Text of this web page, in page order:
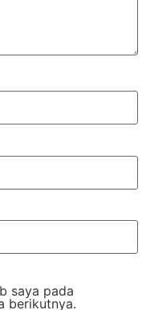
saya pada
berikutnya.